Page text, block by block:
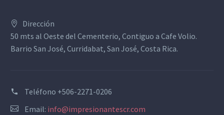
Dirección
50 mts al Oeste del Cementerio, Contiguo a Cafe Volio.
Barrio San José, Curridabat, San José, Costa Rica.
Teléfono +506-2271-0206
Email: info@impresionantescr.com